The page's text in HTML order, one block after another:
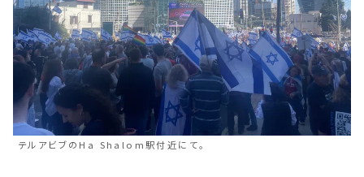
テルアビブのHa Shalom駅付近にて。